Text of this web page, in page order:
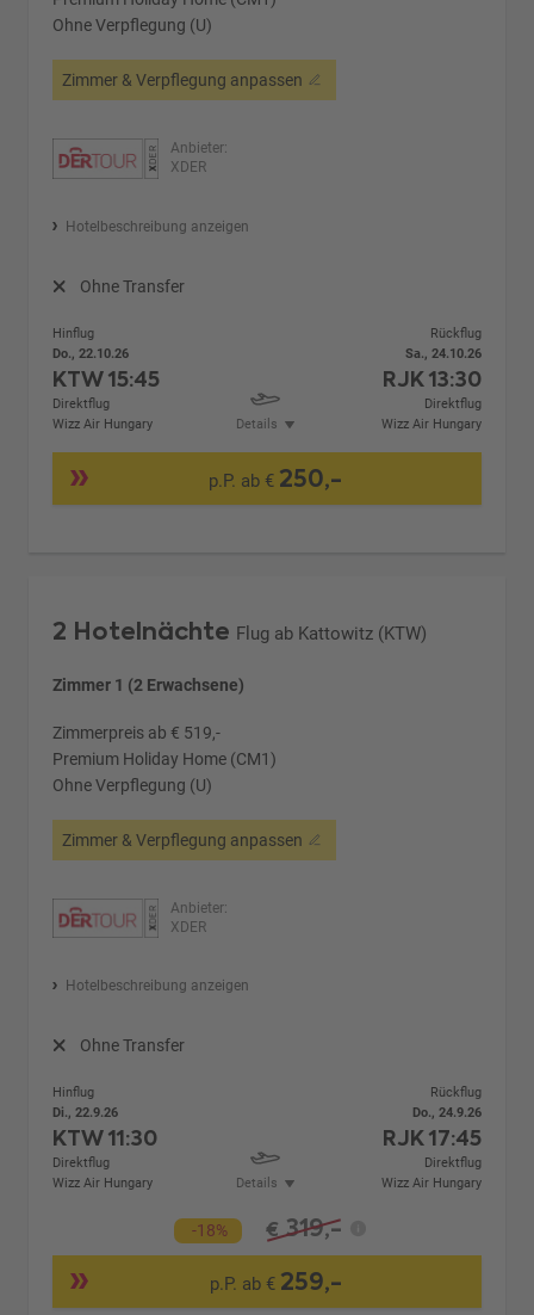
Ohne Verpflegung (U)
Zimmer & Verpflegung anpassen
Anbieter:
XDER
Hotelbeschreibung anzeigen
Ohne Transfer
Hinflug
Do., 22.10.26
KTW15:45
Direktflug
Wizz Air Hungary
Details
Rückflug
Sa., 24.10.26
RJK13:30
Direktflug
Wizz Air Hungary
p.P. ab € 250,-
2 Hotelnächte Flug ab Kattowitz (KTW)
Zimmer 1 (2 Erwachsene)
Zimmerpreis ab € 519,-
Premium Holiday Home (CM1)
Ohne Verpflegung (U)
Zimmer & Verpflegung anpassen
Anbieter:
XDER
Hotelbeschreibung anzeigen
Ohne Transfer
Hinflug
Di., 22.9.26
KTW11:30
Direktflug
Wizz Air Hungary
Details
Rückflug
Do., 24.9.26
RJK17:45
Direktflug
Wizz Air Hungary
-18% € 319,-
p.P. ab € 259,-